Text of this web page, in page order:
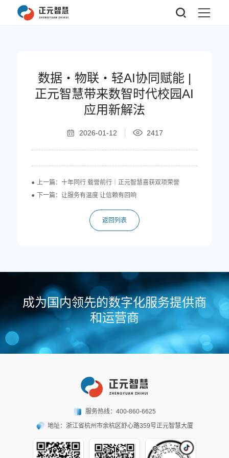
数据・物联・轻AI协同赋能 |
正元智慧带来数智时代校园AI
应用新解法
2026-01-12 2417
上一篇：十年同行 载誉前行｜正元智慧喜获双项荣誉
返回列表
下一篇：让服务有温度 让信赖有回响
成为国内领先的数字化服务提供商
和运营商
服务热线： 400-860-6625
地址：浙江省杭州市余杭区舒心路359号正元智慧大厦